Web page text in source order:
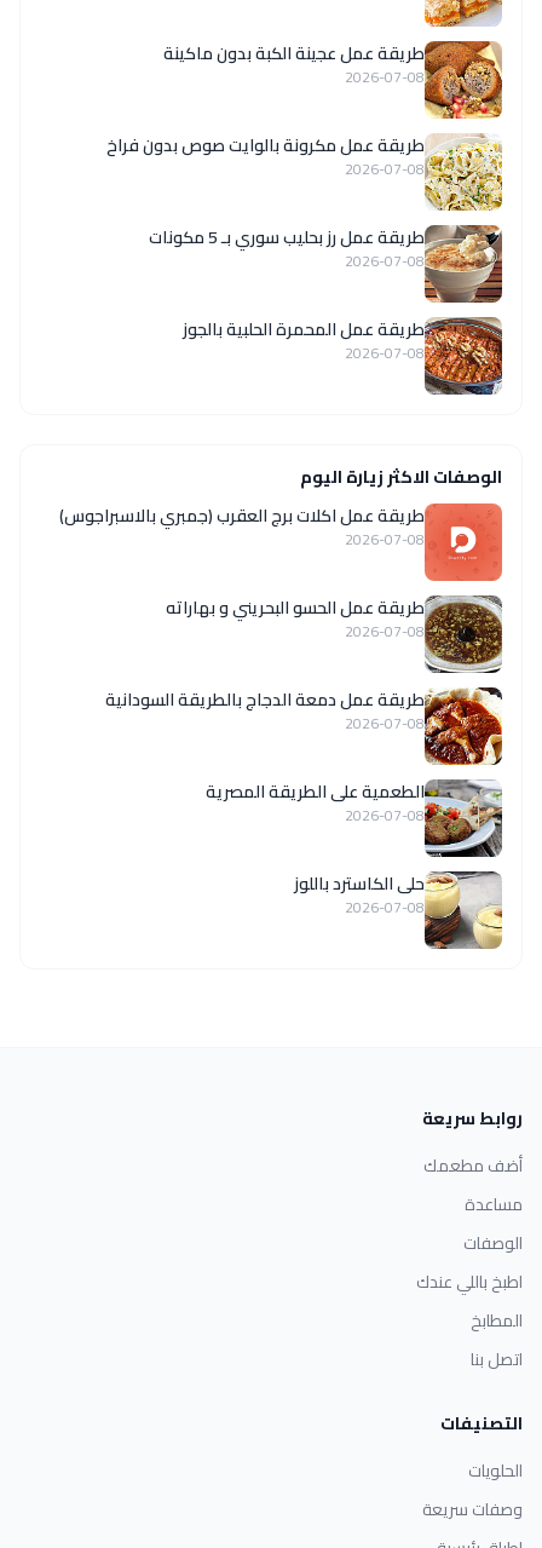
طريقة عمل عجينة الكبة بدون ماكينة
2026-07-08
طريقة عمل مكرونة بالوايت صوص بدون فراخ
2026-07-08
طريقة عمل رز بحليب سوري بـ 5 مكونات
2026-07-08
طريقة عمل المحمرة الحلبية بالجوز
2026-07-08
الوصفات الاكثر زيارة اليوم
طريقة عمل اكلات برج العقرب (جمبري بالاسبراجوس)
2026-07-08
طريقة عمل الحسو البحريني و بهاراته
2026-07-08
طريقة عمل دمعة الدجاج بالطريقة السودانية
2026-07-08
الطعمية على الطريقة المصرية
2026-07-08
حلى الكاسترد باللوز
2026-07-08
روابط سريعة
أضف مطعمك
مساعدة
الوصفات
اطبخ باللي عندك
المطابخ
اتصل بنا
التصنيفات
الحلويات
وصفات سريعة